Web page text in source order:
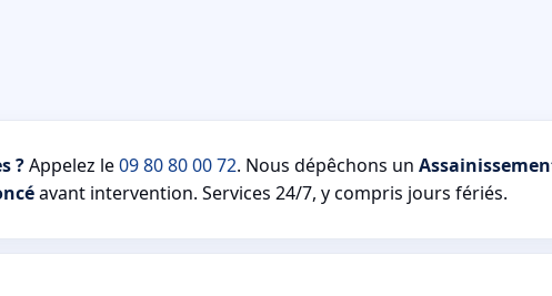
?Appelez le09 80 80 00 72. Nous dépêchons un
avant intervention. Services 24/7, y compris jours fériés.